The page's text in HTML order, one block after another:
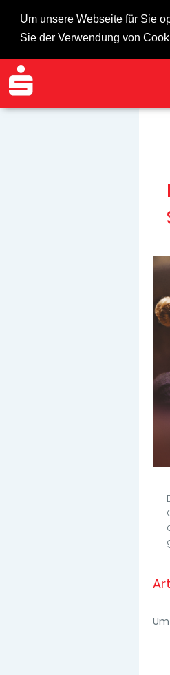
Um unsere Webseite für Sie
Sie der Verwendung von